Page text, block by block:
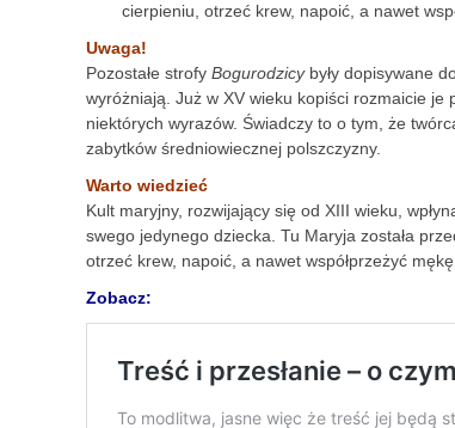
cierpieniu, otrzeć krew, napoić, a nawet
Uwaga!
Pozostałe strofy Bogurodzicybyły dopisywane
wyróżniają. Już w XV wieku kopiści rozmaicie je
niektórych wyrazów. Świadczy to o tym, że
zabytków średniowiecznej polszczyzny.
Warto wiedzieć
Kult maryjny, rozwijający się od XIII wieku,
swego jedynego dziecka. Tu Maryja została
otrzeć krew, napoić, a nawet współprzeżyć mękę.
Zobacz: